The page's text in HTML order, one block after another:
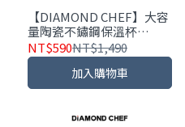
【DIAMOND CHEF】大容
量陶瓷不鏽鋼保溫杯
1100ml｜奶茶色
NT$590NT$1,490
加入購物車